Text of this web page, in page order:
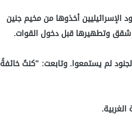
الإسرائيليين أخذوها من مخيم جنين
شقق وتطهيرها قبل دخول القوات.
ابنها البالغ من العمر 21 شهرًا، لكن الجنود لم يستمعوا. وتابعت: "كنتُ خائفةً